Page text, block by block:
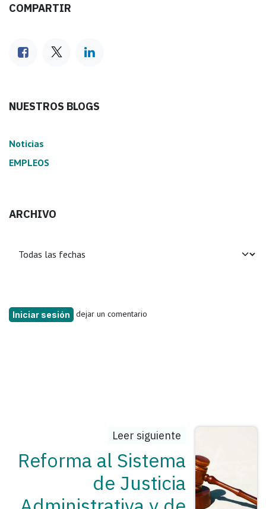
COMPARTIR
NUESTROS BLOGS
Noticias
EMPLEOS
ARCHIVO
Iniciar sesión dejar un comentario
Leer siguiente
Reforma al Sistema
de Justicia